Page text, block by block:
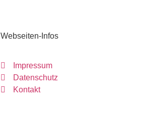
Webseiten-Infos
Impressum
Datenschutz
Kontakt